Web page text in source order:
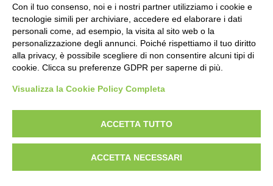
Golosi di Salute S.r.l.
Strada Tagliata 18 – Alba (CN) – Italy
Con il tuo consenso, noi e i nostri partner utilizziamo i cookie e
tecnologie simili per archiviare, accedere ed elaborare i dati
personali come, ad esempio, la visita al sito web o la
personalizzazione degli annunci. Poiché rispettiamo il tuo diritto
alla privacy, è possibile scegliere di non consentire alcuni tipi di
cookie. Clicca su preferenze GDPR per saperne di più.
Visualizza la Cookie Policy Completa
ACCETTA TUTTO
ACCETTA NECESSARI